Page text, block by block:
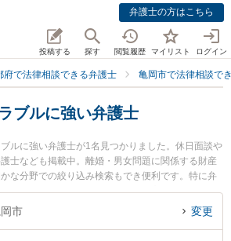
弁護士の方はこちら
投稿する 探す 閲覧履歴 マイリスト ログイン
府で法律相談できる弁護士 亀岡市で法律相談で
ブルに強い弁護士
ルに強い弁護士が1名見つかりました。休日面談や
士なども掲載中。離婚・男女問題に関係する財産
な分野での絞り込み検索もでき便利です。特に弁
所 亀岡事務所の早川 将弁護士のプロフィール情報
目されています。『亀岡市で土日や夜間に発生し
市 変更